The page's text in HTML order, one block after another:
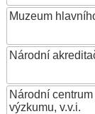
Muzeum
Národní
Národní
výzkumu, v.v.i.